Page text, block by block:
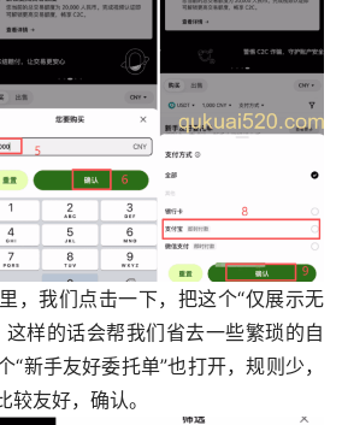
，我们点击一下，把这个“仅展示无
这样的话会帮我们省去一些繁琐的自
“新手友好委托单”也打开，规则少，
友好，确认。